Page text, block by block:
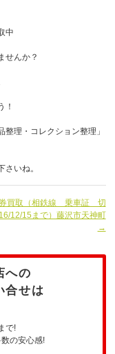
中
せんか？
！
理・コレクション整理」
いね。
買取（相鉄線 乗車証 切
12/15まで）藤沢市天神町
→
への
合せは
で!
の安心感!